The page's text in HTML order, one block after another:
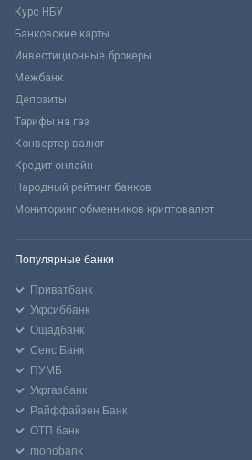
Курс НБУ
Банковские карты
Инвестиционные брокеры
Межбанк
Депозиты
Тарифы на газ
Конвертер валют
Кредит онлайн
Народный рейтинг банков
Мониторинг обменников криптовалют
Популярные банки
Приватбанк
Укрсиббанк
Ощадбанк
Сенс Банк
ПУМБ
Укргазбанк
Райффайзен Банк
ОТП банк
monobank